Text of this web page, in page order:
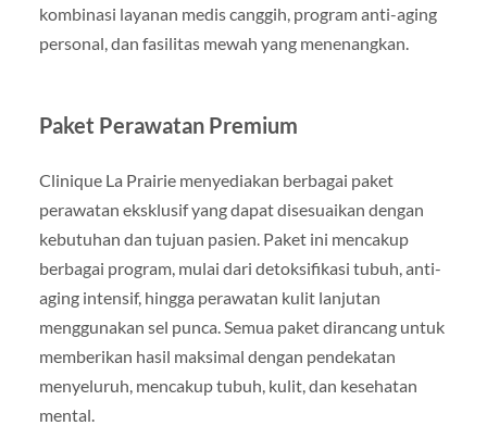
kombinasi layanan medis canggih, program anti-aging
personal, dan fasilitas mewah yang menenangkan.
Paket Perawatan Premium
Clinique La Prairie menyediakan berbagai paket
perawatan eksklusif yang dapat disesuaikan dengan
kebutuhan dan tujuan pasien. Paket ini mencakup
berbagai program, mulai dari detoksifikasi tubuh, anti-
aging intensif, hingga perawatan kulit lanjutan
menggunakan sel punca. Semua paket dirancang untuk
memberikan hasil maksimal dengan pendekatan
menyeluruh, mencakup tubuh, kulit, dan kesehatan
mental.